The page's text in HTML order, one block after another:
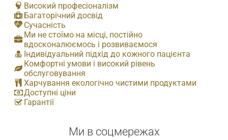
Високий професіоналізм
Багаторічний досвід
Сучасність
Ми не стоїмо на місці, постійно
вдосконалюємось і розвиваємося
Індивідуальний підхід до кожного пацієнта
Комфортні умови і високий рівень
обслуговування
Харчування екологічно чистими продуктами
Доступні ціни
Гарантії
Ми в соцмережах